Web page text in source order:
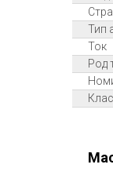
Тип
Ток
Род